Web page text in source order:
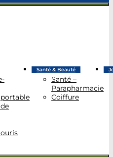
Santé & Beauté
Santé –
Parapharmacie
Coiffure